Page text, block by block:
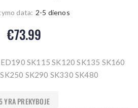
data: 2-5 dienos
€73.99
SK115 SK120 SK135 SK160
SK290 SK330 SK480
YRA PREKYBOJE